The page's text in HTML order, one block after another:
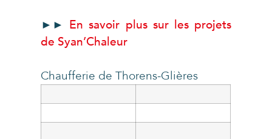
►► En savoir plus sur les projets
de Syan’Chaleur
Chaufferie de Thorens-Glières